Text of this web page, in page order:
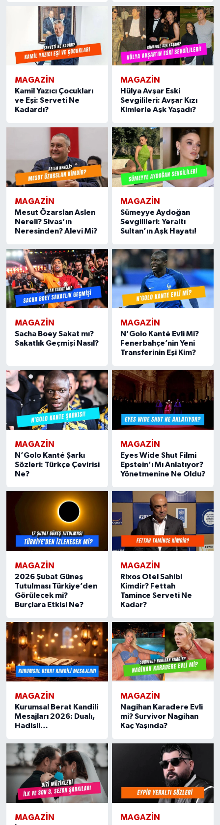
MAGAZIN
Kamil Yazıcı Çocukları
ve Eşi: Serveti Ne
Kadardı?
MAGAZIN
Hülya Avşar Eski
Sevgilileri: Avşar Kızı
Kimlerle Aşk Yaşadı?
MAGAZIN
Mesut Özarslan Aslen
Nereli? Sivas’ın
Neresinden? Alevi Mi?
MAGAZIN
Sümeyye Aydoğan
Sevgilileri: Yeraltı
Sultan’ın Aşk Hayatı!
MAGAZIN
Sacha Boey Sakat mı?
Sakatlık Geçmişi Nasıl?
MAGAZIN
N’Golo Kanté Evli Mi?
Fenerbahçe’nin Yeni
Transferinin Eşi Kim?
MAGAZIN
N’Golo Kanté Şarkı
Sözleri: Türkçe Çevirisi
Ne?
MAGAZIN
Eyes Wide Shut Filmi
Epstein'ı Mı Anlatıyor?
Yönetmenine Ne Oldu?
MAGAZIN
2026 Şubat Güneş
Tutulması Türkiye’den
Görülecek mi?
Burçlara Etkisi Ne?
MAGAZIN
Rixos Otel Sahibi
Kimdir? Fettah
Tamince Serveti Ne
Kadar?
MAGAZIN
Kurumsal Berat Kandili
Mesajları 2026: Dualı,
Hadisli…
MAGAZIN
Nagihan Karadere Evli
mi? Survivor Nagihan
Kaç Yaşında?
MAGAZIN MAGAZIN